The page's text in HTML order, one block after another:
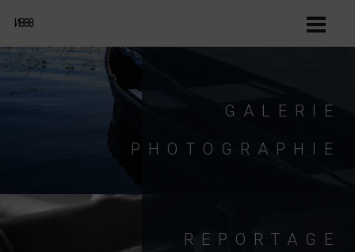
GALERIE
PHOTOGRAPHIE
REPORTAGE